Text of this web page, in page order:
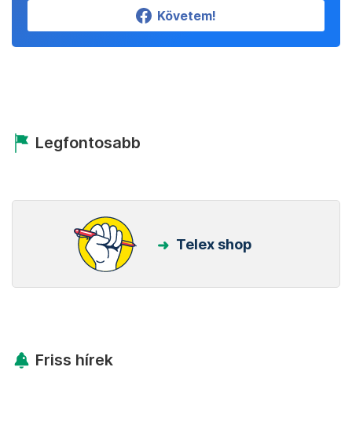
Követem!
Legfontosabb
Telex shop
Friss hírek